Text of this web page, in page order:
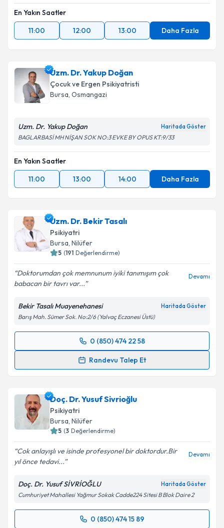
En Yakın Saatler
11:00
12:00 13:00 Daha Fazla
Uzm. Dr. Yakup Doğan
Çocuk ve Ergen Psikiyatristi
Bursa, Osmangazi
Uzm. Dr. Yakup Doğan Haritada Göster
BAGLARBASİ MH NİŞAN SOK NO:3 EVKE BY OPUS KT:9/33
En Yakın Saatler
11:00
13:00 14:00 Daha Fazla
Uzm. Dr. Bekir Tasalı
Psikiyatri
Bursa, Nilüfer
5 (191 Değerlendirme)
Doktorumdan çok memnunum iyiki tanımışım çok
babacan bir tavrı var...
Devamı
Bekir Tasalı Muayenehanesi Haritada Göster
Barış Mah. Sümer Sok. No:2/6 (Yalvaç Eczanesi Üstü)
0 (850) 474 22 58
Randevu Talep Et
Randevu Takvimi Talebi
takvim hazırlandığında e-posta ile bilgilendireceğiz.
E-posta Adresiniz
'ni okudum ve kişisel verilerimin belirtilen
kapsamda işlenmesini kabul ediyorum.
Takvim Talebini Gönder
Doç. Dr. Yusuf Sivrioğlu
Psikiyatri
Bursa, Nilüfer
5 (3 Değerlendirme)
Cok anlayışlı ve isinde profesyonel bir doktordur.Bir
yıl önce tedavi...
Devamı
Doç. Dr. Yusuf SİVRİOĞLU Haritada Göster
Cumhuriyet Mahallesi Yağmur Sokak Cadde224 Sitesi B Blok Daire 2
0 (850) 474 15 89
Randevu Takvimi Talebi